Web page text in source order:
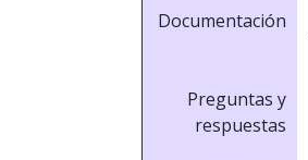
Documentación
Preguntas y
respuestas